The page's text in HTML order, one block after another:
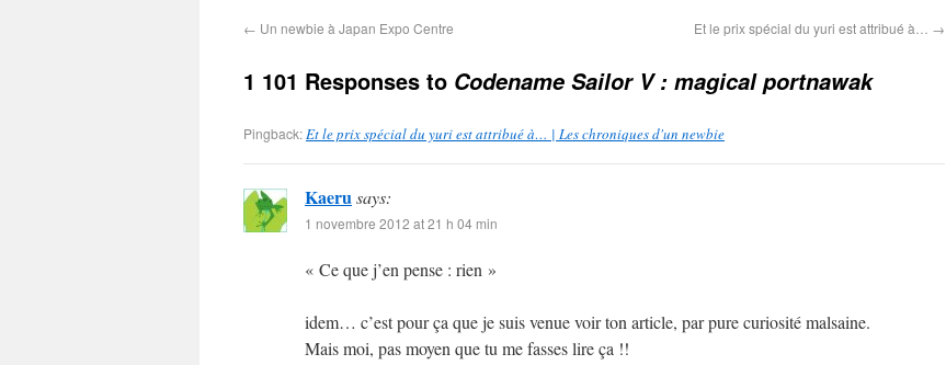
← Un newbie à Japan Expo Centre Et le prix spécial du yuri est attribué à… →
1 101 Responses to Codename Sailor V : magical portnawak
Pingback:Et le prix spécial du yuri est attribué à… | Les chroniques d'un newbie
Kaerusays:
1 novembre 2012 at 21 h 04 min
« Ce que j’en pense : rien »
idem… c’est pour ça que je suis venue voir ton article, par pure curiosité malsaine.
Mais moi, pas moyen que tu me fasses lire ça !!